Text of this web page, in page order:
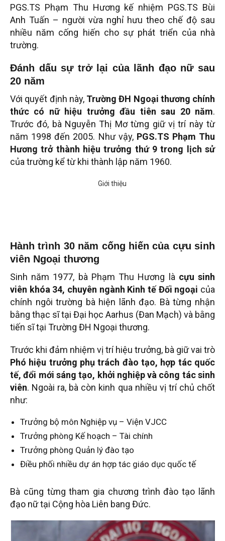
PGS.TS Phạm Thu Hương kế nhiệm PGS.TS Bùi
Anh Tuấn – người vừa nghỉ hưu theo chế độ sau
nhiều năm cống hiến cho sự phát triển của nhà
trường.
Đánh dấu sự trở lại của lãnh đạo nữ sau
20 năm
Với quyết định này, Trường ĐH Ngoại thương chính
thức có nữ hiệu trưởng đầu tiên sau 20 năm.
Trước đó, bà Nguyễn Thị Mơ từng giữ vị trí này từ
năm 1998 đến 2005. Như vậy, PGS.TS Phạm Thu
Hương trở thành hiệu trưởng thứ 9 trong lịch sử
của trường kể từ khi thành lập năm 1960.
Hành trình 30 năm cống hiến của cựu sinh
viên Ngoại thương
Sinh năm 1977, bà Phạm Thu Hương là cựu sinh
viên khóa 34, chuyên ngành Kinh tế Đối ngoại của
chính ngôi trường bà hiện lãnh đạo. Bà từng nhận
bằng thạc sĩ tại Đại học Aarhus (Đan Mạch) và bằng
tiến sĩ tại Trường ĐH Ngoại thương.
Trước khi đảm nhiệm vị trí hiệu trưởng, bà giữ vai trò
Phó hiệu trưởng phụ trách đào tạo, hợp tác quốc
tế, đổi mới sáng tạo, khởi nghiệp và công tác sinh
viên. Ngoài ra, bà còn kinh qua nhiều vị trí chủ chốt
như:
Trưởng bộ môn Nghiệp vụ – Viện VJCC
Trưởng phòng Kế hoạch – Tài chính
Trưởng phòng Quản lý đào tạo
Điều phối nhiều dự án hợp tác giáo dục quốc tế
Bà cũng từng tham gia chương trình đào tạo lãnh
đạo nữ tại Cộng hòa Liên bang Đức.